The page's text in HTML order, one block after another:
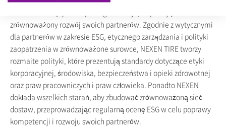
zrównoważony rozwój swoich partnerów. Zgodnie z wytycznymi
dla partnerów w zakresie ESG, etycznego zarządzania i polityki
zaopatrzenia w zrównoważone surowce, NEXEN TIRE tworzy
rozmaite polityki, które prezentują standardy dotyczące etyki
korporacyjnej, środowiska, bezpieczeństwa i opieki zdrowotnej
oraz praw pracowniczych i praw człowieka. Ponadto NEXEN
dokłada wszelkich starań, aby zbudować zrównoważoną sieć
dostaw, przeprowadzając regularną ocenę ESG w celu poprawy
kompetencji i rozwoju swoich partnerów.